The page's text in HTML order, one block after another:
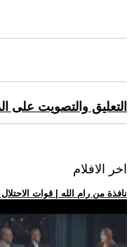
التعليق والتصويت على
اخر الافلام
.. نافذة من رام الله | قوات